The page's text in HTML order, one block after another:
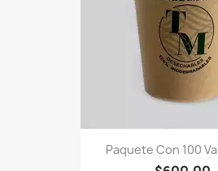
Paquete Con 100